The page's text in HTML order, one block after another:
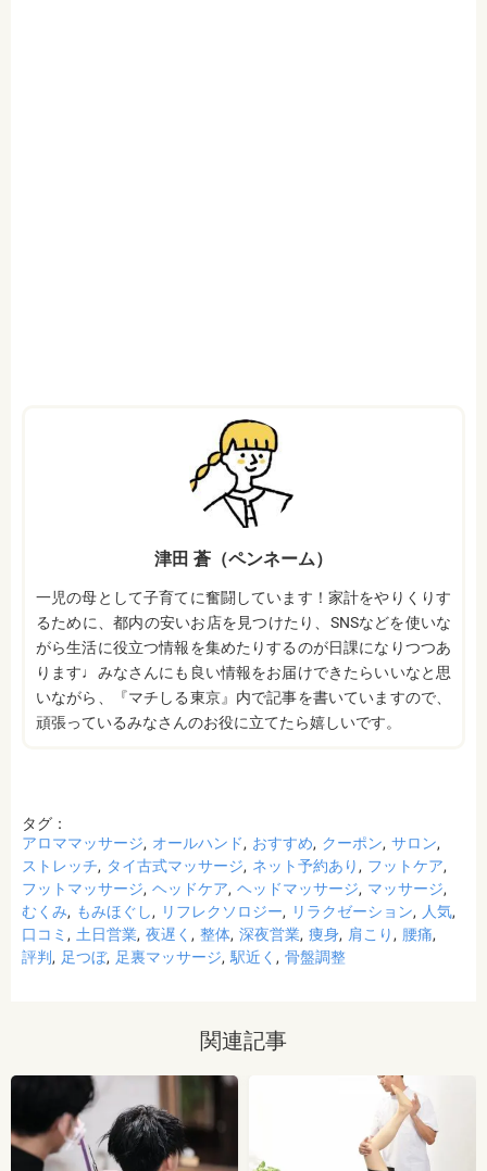
津田 蒼（ペンネーム）
一児の母として子育てに奮闘しています！家計をやりくりす
るために、都内の安いお店を見つけたり、SNSなどを使いな
がら生活に役立つ情報を集めたりするのが日課になりつつあ
ります♩みなさんにも良い情報をお届けできたらいいなと思
いながら、『マチしる東京』内で記事を書いていますので、
頑張っているみなさんのお役に立てたら嬉しいです。
タグ：
アロママッサージ
オールハンド おすすめ クーポン サロン
ストレッチ
タイ古式マッサージ ネット予約あり
フットケア
フットマッサージ ヘッドケア ヘッドマッサージ
マッサージ
むくみ
もみほぐし リフレクソロジー リラクゼーション
人気
口コミ
土日営業 夜遅く 整体 深夜営業 痩身 肩こり
腰痛
評判
足つぼ 足裏マッサージ 駅近く 骨盤調整
関連記事